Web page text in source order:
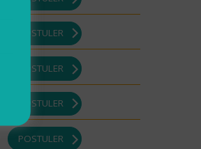
POSTULER
POSTULER
POSTULER
POSTULER